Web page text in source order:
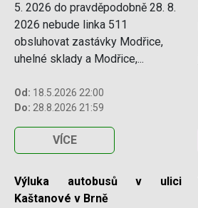
5. 2026 do pravděpodobně 28. 8.
2026 nebude linka 511
obsluhovat zastávky Modřice,
uhelné sklady a Modřice,...
Od: 18.5.2026 22:00
Do: 28.8.2026 21:59
VÍCE
Výluka autobusů v ulici
Kaštanové v Brně